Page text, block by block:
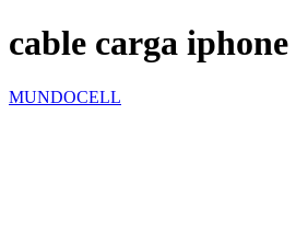
cable carga iphone
MUNDOCELL